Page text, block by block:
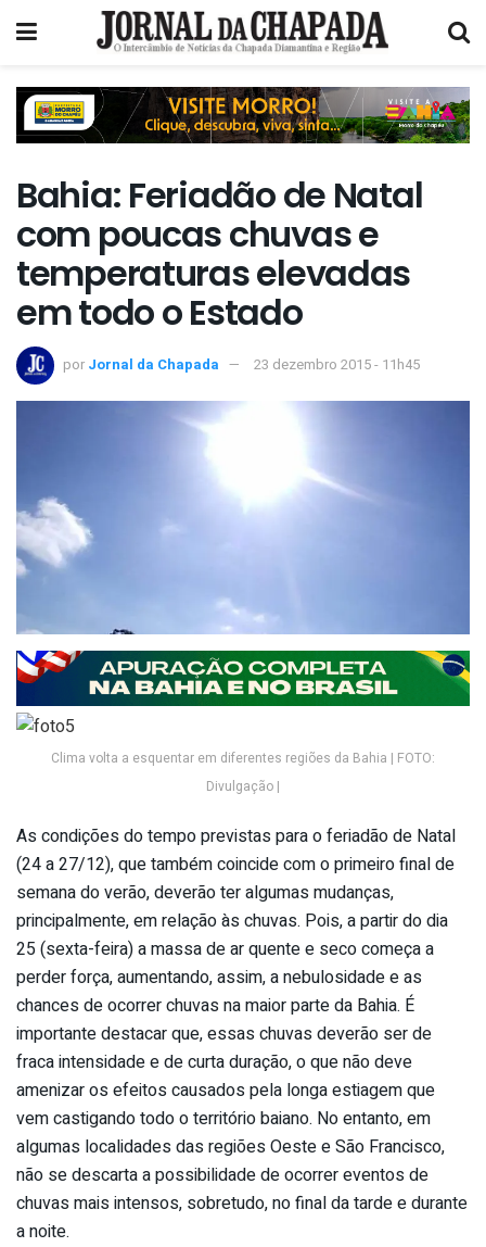
Bahia: Feriadão de Natal
com poucas chuvas e
temperaturas elevadas
em todo o Estado
por Jornal da Chapada 23 dezembro 2015 - 11h45
Clima volta a esquentar em diferentes regiões da Bahia | FOTO:
Divulgação |
As condições do tempo previstas para o feriadão de Natal
(24 a 27/12), que também coincide com o primeiro final de
semana do verão, deverão ter algumas mudanças,
principalmente, em relação às chuvas. Pois, a partir do dia
25 (sexta-feira) a massa de ar quente e seco começa a
perder força, aumentando, assim, a nebulosidade e as
chances de ocorrer chuvas na maior parte da Bahia. É
importante destacar que, essas chuvas deverão ser de
fraca intensidade e de curta duração, o que não deve
amenizar os efeitos causados pela longa estiagem que
vem castigando todo o território baiano. No entanto, em
algumas localidades das regiões Oeste e São Francisco,
não se descarta a possibilidade de ocorrer eventos de
chuvas mais intensos, sobretudo, no final da tarde e durante
a noite.